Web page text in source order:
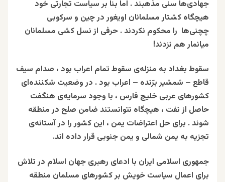
جهادی‌ها سنی مذهبند . اما بنا بر سیاست تجارتی خود
هیچگاه کشتار مسلمانان اویغور در چین و سرکوبی
چچنی‌ها را محکوم نکردند . حرفی از نسل کشی مسلمانان
میانمار هم نزدند!
سقوط بغداد به منزله‌ی سقوط تمام اعراب بود ، صدام سیف
قاطع – شمشیر برّنده – اعراب بود . در وضعیت شکننده‌ای
کشورهای عربی خلیج فارس ، با وجود سرمایه‌ی هنگفت
حاصل از نفت ، هیچگاه نتوانستند ضامن صلح در منطقه
شوند . برای حل اعتراضات یمن ، این کشور را در آستانه‌ی
تجزیه به یمن شمالی و یمن جنوبی قرار داده اند.
جمهوری اسلامی ایران با ادعای رهبری جهان اسلام در تلاش
برای اعمال سیاست خویش بر کشورهای مسلمان منطقه